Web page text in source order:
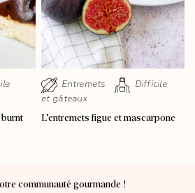
burnt
Entremets
et gâteaux
Difficile
L’entremets figue et mascarpone
communauté gourmande !